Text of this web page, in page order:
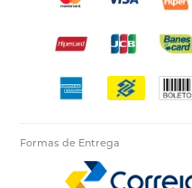
Formas de Entrega